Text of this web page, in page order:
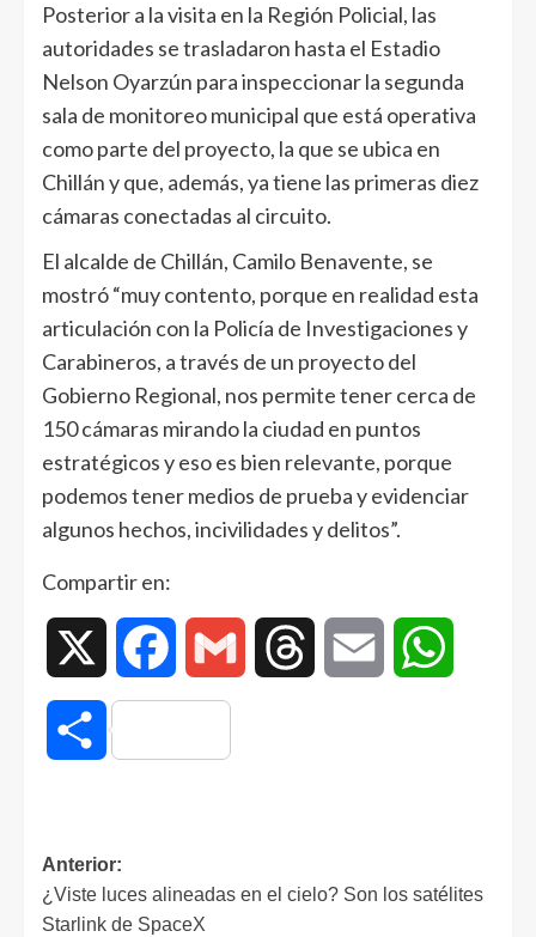
Posterior a la visita en la Región Policial, las
autoridades se trasladaron hasta el Estadio
Nelson Oyarzún para inspeccionar la segunda
sala de monitoreo municipal que está operativa
como parte del proyecto, la que se ubica en
Chillán y que, además, ya tiene las primeras diez
cámaras conectadas al circuito.
El alcalde de Chillán, Camilo Benavente, se
mostró “muy contento, porque en realidad esta
articulación con la Policía de Investigaciones y
Carabineros, a través de un proyecto del
Gobierno Regional, nos permite tener cerca de
150 cámaras mirando la ciudad en puntos
estratégicos y eso es bien relevante, porque
podemos tener medios de prueba y evidenciar
algunos hechos, incivilidades y delitos”.
Compartir en:
Facebook Gmail Threads Email
Compartir
Anterior:
¿Viste luces alineadas en el cielo? Son los satélites
Starlink de SpaceX